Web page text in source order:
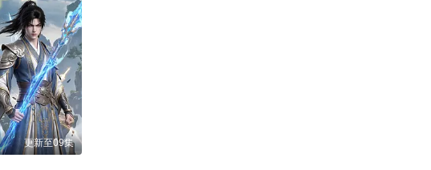
更新至09集